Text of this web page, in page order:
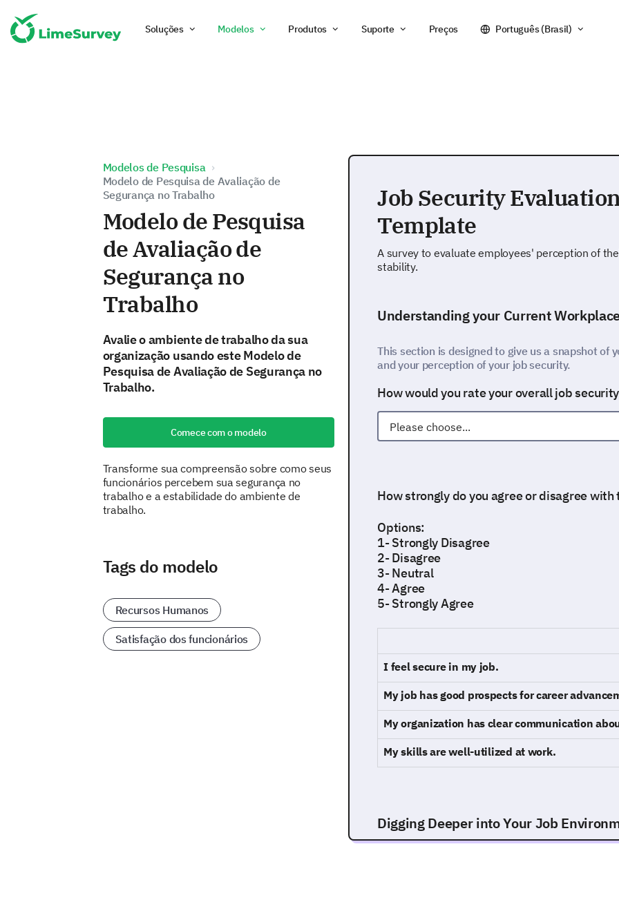
Soluções Modelos Produtos Suporte Preços Português (Brasil)
Modelos de Pesquisa
Modelo de Pesquisa de Avaliação de
Segurança no Trabalho
Modelo de Pesquisa
de Avaliação de
Segurança no
Trabalho
Avalie o ambiente de trabalho da sua
organização usando este Modelo de
Pesquisa de Avaliação de Segurança no
Trabalho.
Comece com o modelo
Transforme sua compreensão sobre como seus
funcionários percebem sua segurança no
trabalho e a estabilidade do ambiente de
trabalho.
Tags do modelo
Recursos Humanos
Satisfação dos funcionários
Job Security
Template
A survey to evaluate employees' perception of
stability.
Understanding your Current
This section is designed to give us a snapshot of
and your perception of your job security.
How would you rate your overall job
How strongly do you agree or disagree
Options:
1- Strongly Disagree
2- Disagree
3- Neutral
4- Agree
5- Strongly Agree
I feel secure in my job.
My job has good prospects for career
My organization has clear communication
My skills are well-utilized at work.
Digging Deeper into Your Job